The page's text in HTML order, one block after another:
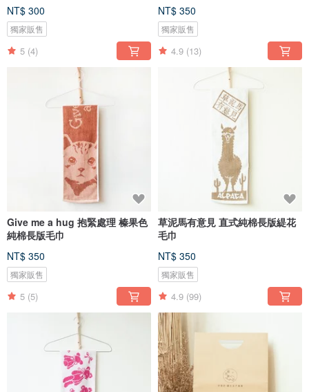
NT$ 300
獨家販售
5 (4)
NT$ 350
獨家販售
4.9 (13)
Give me a hug 抱緊處理 榛果色
純棉長版毛巾
NT$ 350
獨家販售
5 (5)
草泥馬有意見 直式純棉長版緹花
毛巾
NT$ 350
獨家販售
4.9 (99)